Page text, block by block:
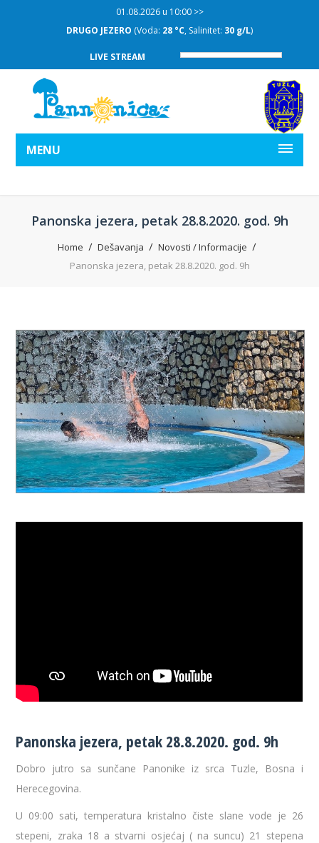
01.08.2026 u 10:00 >>
DRUGO JEZERO (Voda: 28 °C, Salinitet: 30 g/L)
LIVE STREAM
MENU
Panonska jezera, petak 28.8.2020. god. 9h
Home Dešavanja
Novosti / Informacije
Panonska jezera, petak 28.8.2020. god. 9h
Panonska jezera, petak 28.8.2020. god. 9h
Dobro jutro sa sunčane Panonike iz srca Tuzle, Bosna i
Herecegovina.
U 09:00 sati, temperatura kristalno čiste slane vode je 26
stepeni, zraka 18 a stvarni osjećaj ( na suncu) 21 stepena